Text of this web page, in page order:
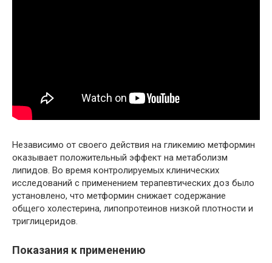
Независимо от своего действия на гликемию метформин
оказывает положительный эффект на метаболизм
липидов. Во время контролируемых клинических
исследований с применением терапевтических доз было
установлено, что метформин снижает содержание
общего холестерина, липопротеинов низкой плотности и
триглицеридов.
Показания к применению